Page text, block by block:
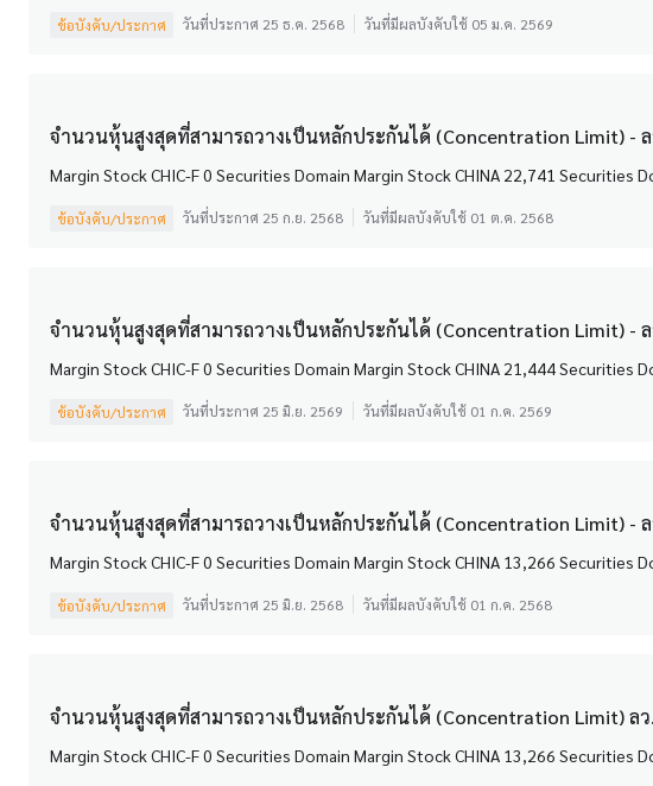
ข้อบังคับ/ประกาศ วันที่ประกาศ 25 ธ.ค. 2568 วันที่มีผลบังคับใช้ 05 ม.ค. 2569
จำนวนหุ้นสูงสุดที่สามารถวางเป็นหลักประกันได้ (Concentration Limit) - ล
Margin Stock CHIC-F 0 Securities
ข้อบังคับ/ประกาศ วันที่ประกาศ 25 ก.ย. 2568 วันที่มีผลบังคับใช้ 01 ต.ค. 2568
จำนวนหุ้นสูงสุดที่สามารถวางเป็นหลักประกันได้ (Concentration Limit) - ล
Margin Stock CHIC-F 0 Securities
ข้อบังคับ/ประกาศ วันที่ประกาศ 25 มิ.ย. 2569 วันที่มีผลบังคับใช้ 01 ก.ค. 2569
จำนวนหุ้นสูงสุดที่สามารถวางเป็นหลักประกันได้ (Concentration Limit) - ล
Margin Stock CHIC-F 0 Securities
ข้อบังคับ/ประกาศ วันที่ประกาศ 25 มิ.ย. 2568 วันที่มีผลบังคับใช้ 01 ก.ค. 2568
จำนวนหุ้นสูงสุดที่สามารถวางเป็นหลักประกันได้ (Concentration Limit) ลว
Margin Stock CHIC-F 0 Securities